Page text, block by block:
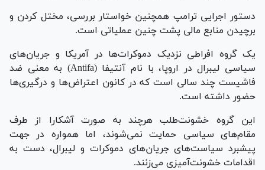
دستور اجرایی ترامپ همچنین خواستار بررسی، مختل کردن و
برچیدن منابع مالی پشت چنین عملیاتی است.
یک گروه افراطی نزدیک دموکرات‌ها در آمریکا و جریان‌های
سیاسی لیبرال در اروپا، با نام آنتیفا (Antifa) به معنی ضد
فاشیست چند سالی است که در کانون اعتراض‌ها و درگیری‌ها
حضور داشته است.
این گروه خشونت‌طلب هرچند به صورت آشکارا از طرف
مقام‌های سیاسی حمایت نمی‌شوند، اما همواره در جهت
پیشبرد سیاست‌های جریان‌های دموکرات و لیبرال، دست به
اقدامات خشونت‌آمیزی می‌زنند.